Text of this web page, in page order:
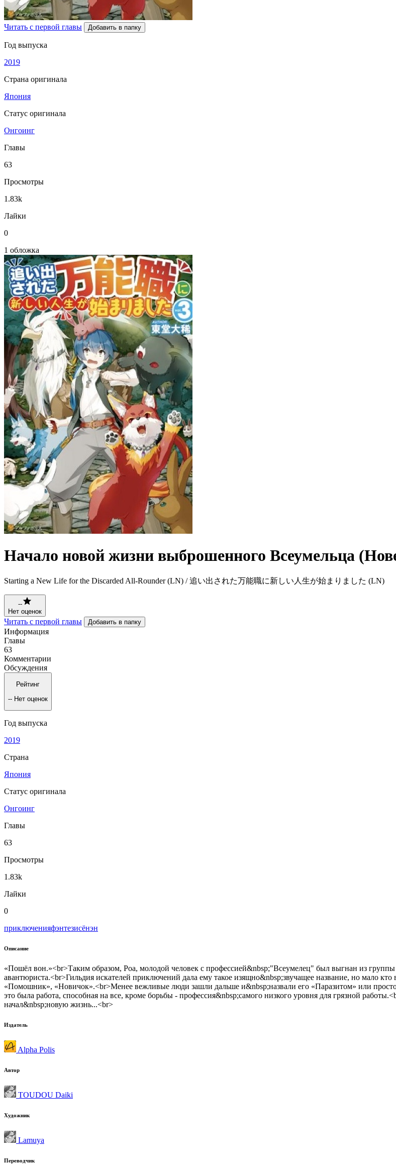
Читать с первой главы Добавить в папку
Год выпуска
2019
Страна оригинала
Япония
Статус оригинала
Онгоинг
Главы
63
Просмотры
1.83k
Лайки
0
1 обложка
Начало новой жизни выброшенного Всеумельца
Starting a New Life for the Discarded All-Rounder (LN) / 追い出された万能職に新しい人生が始まりました (LN)
--
Нет оценок
Читать с первой главы Добавить в папку
Информация
Главы
63
Комментарии
Обсуждения
Рейтинг
-- Нет оценок
Год выпуска
2019
Страна
Япония
Статус оригинала
Онгоинг
Главы
63
Просмотры
1.83k
Лайки
0
приключенияфэнтезисёнэн
Описание
«Пошёл вон.»<br>Таким образом, Роа, молодой человек с профессией&nbsp;"Всеумелец" был выгнан из
авантюриста.<br>Гильдия искателей приключений дала ему такое изящно&nbsp;звучащее название, но мало
«Помошник», «Новичок».<br>Менее вежливые люди зашли дальше и&nbsp;назвали его «Паразитом» или
это была работа, способная на все, кроме борьбы - профессия&nbsp;самого низкого уровня для грязной
начал&nbsp;новую жизнь...<br>
Издатель
Alpha Polis
Автор
TOUDOU Daiki
Художник
Lamuya
Переводчик